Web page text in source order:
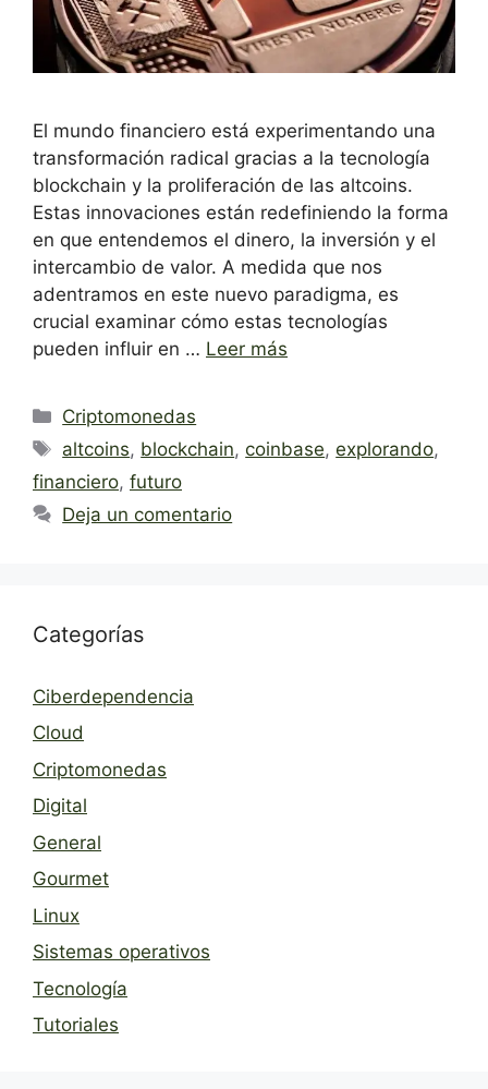
El mundo financiero está experimentando una
transformación radical gracias a la tecnología
blockchain y la proliferación de las altcoins.
Estas innovaciones están redefiniendo la forma
en que entendemos el dinero, la inversión y el
intercambio de valor. A medida que nos
adentramos en este nuevo paradigma, es
crucial examinar cómo estas tecnologías
pueden influir en … Leer más
Categorías
Criptomonedas
Etiquetas
altcoins, blockchain,coinbase,explorando,
financiero, futuro
Deja un comentario
Categorías
Ciberdependencia
Cloud
Criptomonedas
Digital
General
Gourmet
Linux
Sistemas operativos
Tecnología
Tutoriales